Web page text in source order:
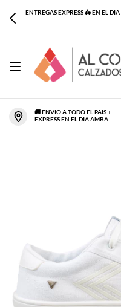
ENTREGAS EXPRESS 🛵 EN EL
🚚 ENVIO A TODO EL PAIS +
EXPRESS EN EL DIA AMBA